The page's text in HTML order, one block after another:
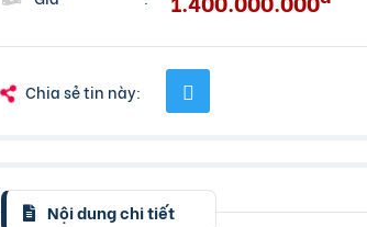
Chia sẻ tin này:
Nội dung chi tiết